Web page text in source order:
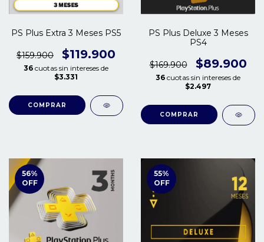
PS Plus Extra 3 Meses PS5
$159.900 $119.900
36 cuotas sin intereses de
$3.331
PS Plus Deluxe 3 Meses
PS4
$169.900 $89.900
36 cuotas sin intereses de
$2.497
56%
OFF
55%
OFF